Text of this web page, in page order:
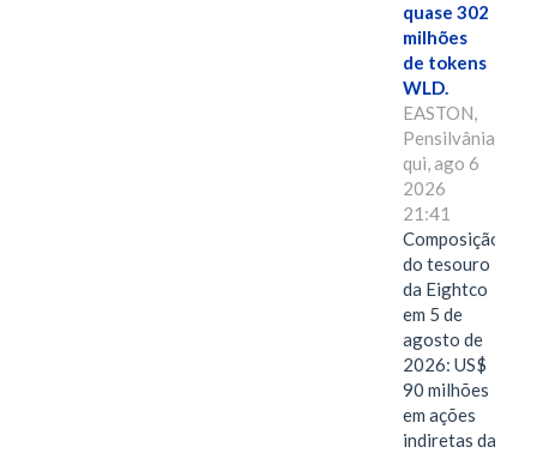
quase 302
milhões
de tokens
WLD.
EASTON,
Pensilvânia,
qui, ago 6
2026
21:41
Composição
do tesouro
da Eightco
em 5 de
agosto de
2026: US$
90 milhões
em ações
indiretas da